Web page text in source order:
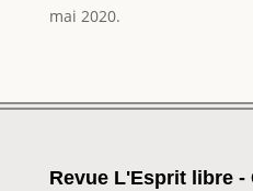
mai 2020.
Revue L'Esprit libre -